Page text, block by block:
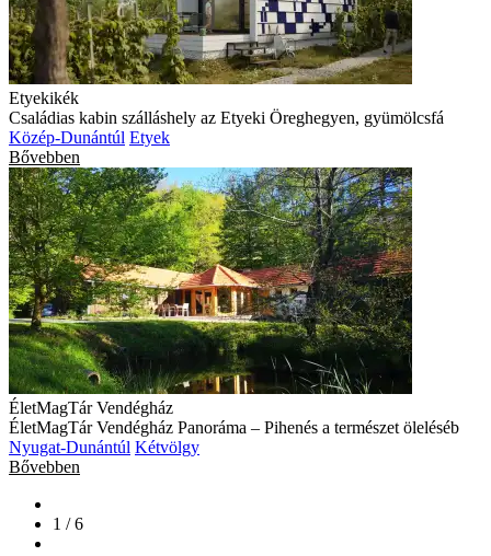
Etyekikék
Családias kabin szálláshely az Etyeki Öreghegyen, gyümölcsfá
Közép-Dunántúl Etyek
Bővebben
ÉletMagTár Vendégház
ÉletMagTár Vendégház Panoráma – Pihenés a természet öleléséb
Nyugat-Dunántúl Kétvölgy
Bővebben
1 / 6